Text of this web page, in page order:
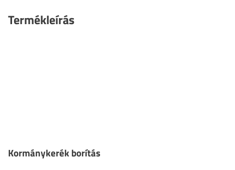
Termékleírás
Kormánykerék borítás